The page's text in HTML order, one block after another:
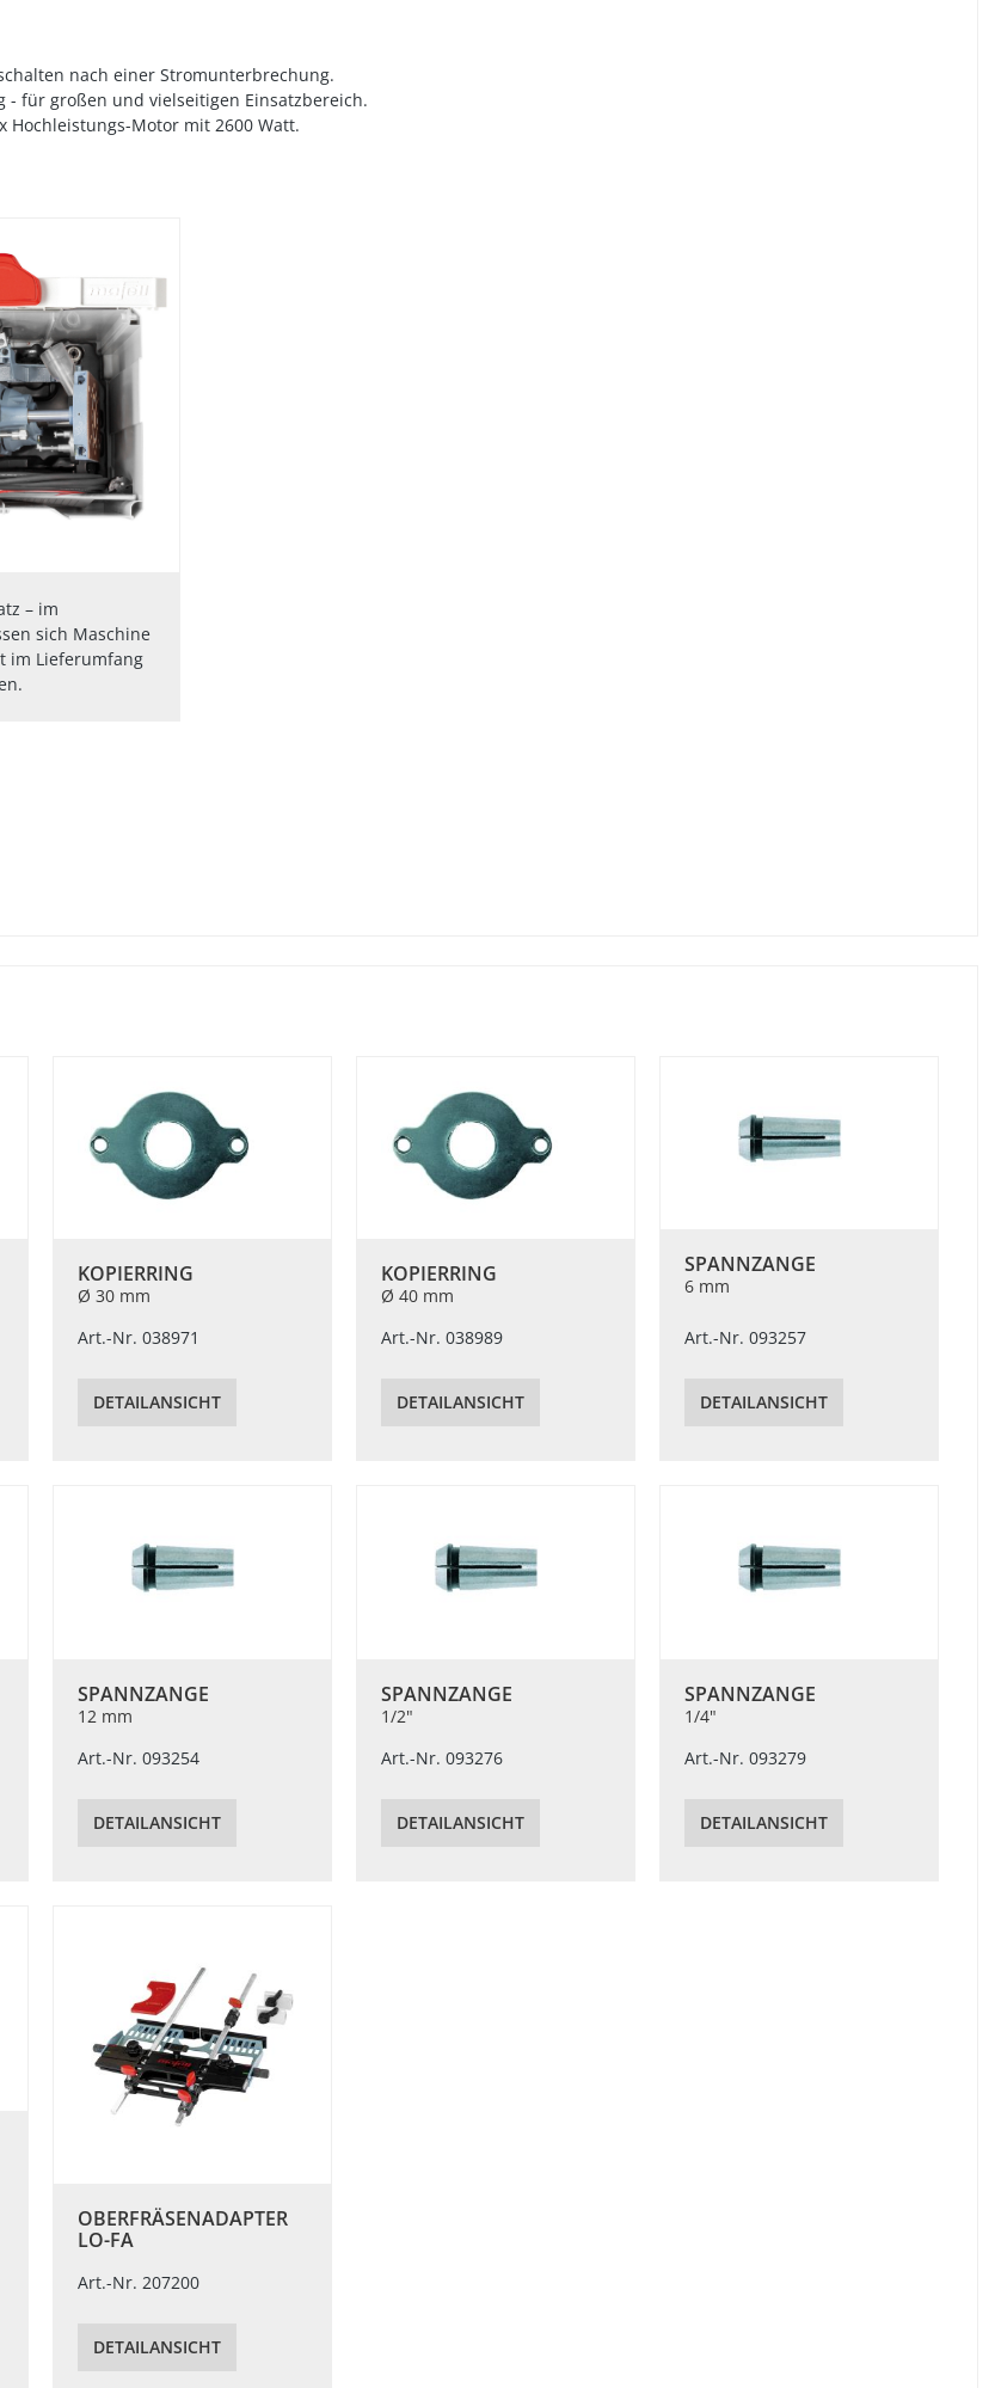
nach einer Stromunterbrechung.
- für großen und vielseitigen Einsatzbereich.
Hochleistungs-Motor mit 2600 Watt.
– im
sich Maschine
im Lieferumfang
KOPIERRING
Ø 30 mm
Art.-Nr. 038971
DETAILANSICHT
KOPIERRING
Ø 40 mm
Art.-Nr. 038989
DETAILANSICHT
SPANNZANGE
6 mm
Art.-Nr. 093257
DETAILANSICHT
SPANNZANGE
12 mm
Art.-Nr. 093254
DETAILANSICHT
SPANNZANGE
1/2"
Art.-Nr. 093276
DETAILANSICHT
SPANNZANGE
1/4"
Art.-Nr. 093279
DETAILANSICHT
OBERFRÄSENADAPTER
LO-FA
Art.-Nr. 207200
DETAILANSICHT